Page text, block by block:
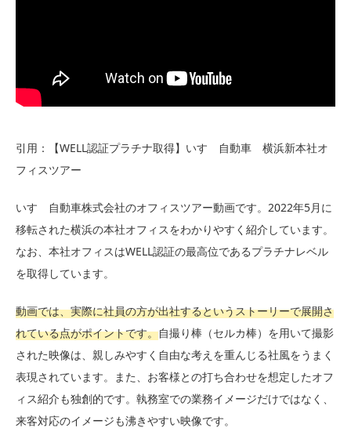
引用：【WELL認証プラチナ取得】いすゞ自動車 横浜新本社オ
フィスツアー
いすゞ自動車株式会社のオフィスツアー動画です。2022年5月に
移転された横浜の本社オフィスをわかりやすく紹介しています。
なお、本社オフィスはWELL認証の最高位であるプラチナレベル
を取得しています。
動画では、実際に社員の方が出社するというストーリーで展開さ
れている点がポイントです。自撮り棒（セルカ棒）を用いて撮影
された映像は、親しみやすく自由な考えを重んじる社風をうまく
表現されています。また、お客様との打ち合わせを想定したオフ
ィス紹介も独創的です。執務室での業務イメージだけではなく、
来客対応のイメージも沸きやすい映像です。